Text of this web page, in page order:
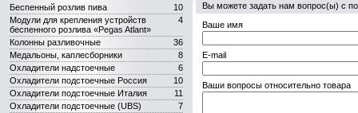
10
Беспенный розлив пива
4
Модули для крепления устройств
беспенного розлива «Pegas Atlant»
36
Колонны разливочные
8
Медальоны, каплесборники
6
Охладители надстоечные
10
Охладители подстоечные Россия
11
Охладители подстоечные Италия
7
Охладители подстоечные (UBS)
Вы можете задать нам вопрос(ы) с
Ваше имя
E-mail
Ваши вопросы относительно товара